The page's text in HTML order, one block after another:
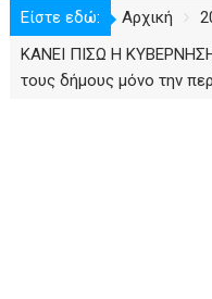
Είστε εδώ: Αρχική
ΚΑΝΕΙ ΠΙΣΩ Η
τους δήμους μόνο την